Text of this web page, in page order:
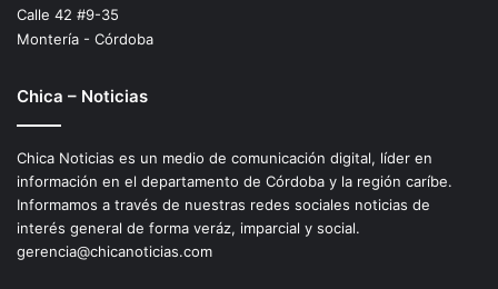
Calle 42 #9-35
Montería - Córdoba
Chica – Noticias
Chica Noticias es un medio de comunicación digital, líder en
información en el departamento de Córdoba y la región caríbe.
Informamos a través de nuestras redes sociales noticias de
interés general de forma veráz, imparcial y social.
gerencia@chicanoticias.com